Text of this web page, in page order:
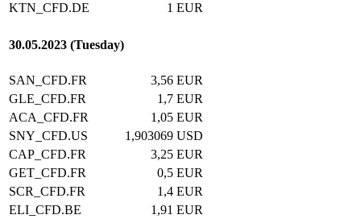
KTN_CFD.DE
1 EUR
30.05.2023 (Tuesday)
SAN_CFD.FR 3,56 EUR
GLE_CFD.FR
1,7 EUR
ACA_CFD.FR
1,05 EUR
SNY_CFD.US
1,903069 USD
CAP_CFD.FR
3,25 EUR
GET_CFD.FR
0,5 EUR
SCR_CFD.FR
1,4 EUR
ELI_CFD.BE
1,91 EUR